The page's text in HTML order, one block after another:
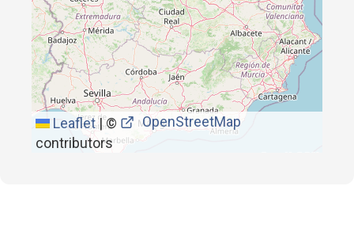
Leaflet|©
OpenStreetMap
contributors